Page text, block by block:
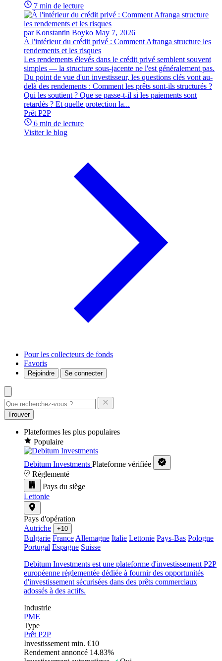
7 min de lecture
par Konstantin Boyko May 7, 2026
À l'intérieur du crédit privé : Comment Afranga structure les
rendements et les risques
Les rendements élevés dans le crédit privé semblent souvent
simples — la structure sous-jacente ne l'est généralement pas.
Du point de vue d'un investisseur, les questions clés vont au-
delà des rendements : Comment les prêts sont-ils structurés ?
Qui les soutient ? Que se passe-t-il si les paiements sont
retardés ? Et quelle protection la...
Prêt P2P
6 min de lecture
Visiter le blog
Pour les collecteurs de fonds
Favoris
Rejoindre Se connecter
Trouver
Plateformes les plus populaires
Populaire
Debitum Investments Plateforme vérifiée
Réglementé
Pays du siège
Lettonie
Pays d'opération
Autriche
+10
Bulgarie France Allemagne Italie Lettonie Pays-Bas Pologne
Portugal Espagne Suisse
Debitum Investments est une plateforme d'investissement P2P
européenne réglementée dédiée à fournir des opportunités
d'investissement sécurisées dans des prêts commerciaux
adossés à des actifs.
Industrie
PME
Type
Prêt P2P
Investissement min. €10
Rendement annoncé 14.83%